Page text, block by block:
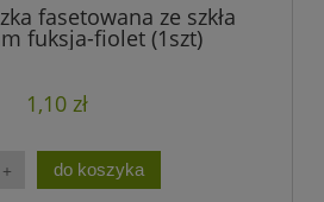
fasetowana ze szkła
fuksja-fiolet (1szt)
1,10 zł
do koszyka